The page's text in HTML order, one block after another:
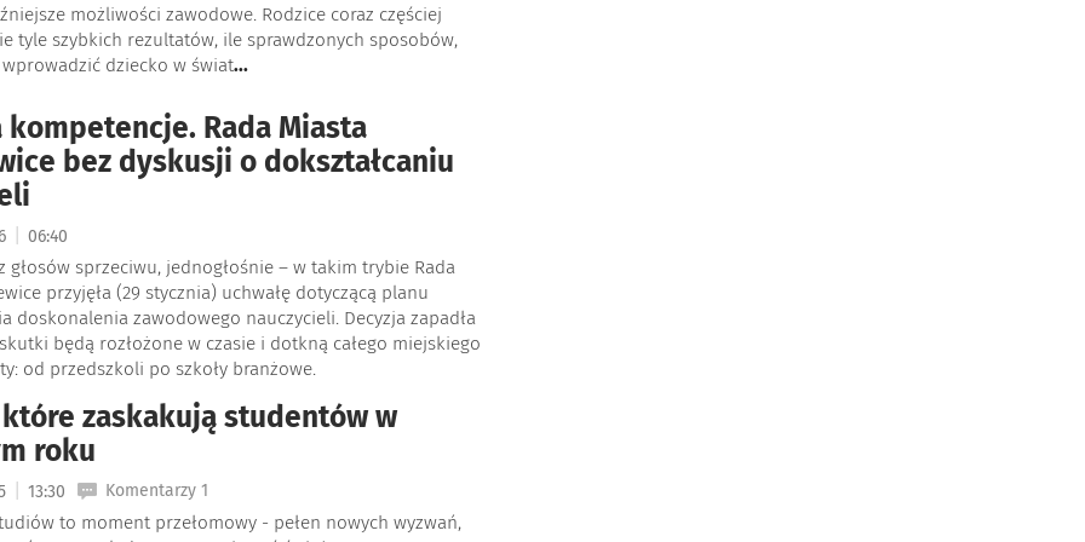
możliwości zawodowe. Rodzice coraz częściej
tyle szybkich rezultatów, ile sprawdzonych sposobów,
dziecko w świat...
kompetencje. Rada Miasta
bez dyskusji o dokształcaniu
06:40
głosów sprzeciwu, jednogłośnie – w takim trybie Rada
przyjęła (29 stycznia) uchwałę dotyczącą planu
doskonalenia zawodowego nauczycieli. Decyzja zapadła
będą rozłożone w czasie i dotkną całego miejskiego
od przedszkoli po szkoły branżowe.
które zaskakują studentów w
roku
13:30 Komentarzy 1
to moment przełomowy - pełen nowych wyzwań,